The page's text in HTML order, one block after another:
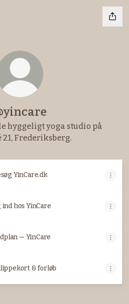
hyggeligt yoga studio på
Frederiksberg.
YinCare.dk
ind hos YinCare
— YinCare
& forløb